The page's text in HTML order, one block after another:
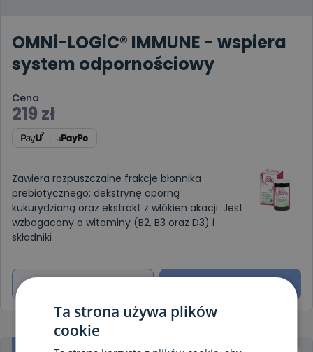
OMNi-LOGiC® IMMUNE - wspiera
system odpornościowy
Cena
219 zł
Zawiera rozpuszczalne frakcje błonnika
prebiotycznego: dekstrynę oporną
kukurydzianą oraz ekstrakt z włókien akacji. Jest
wzbogacony o witaminy (B2, B3 oraz D3) i
składniki
Ta strona używa plików
cookie